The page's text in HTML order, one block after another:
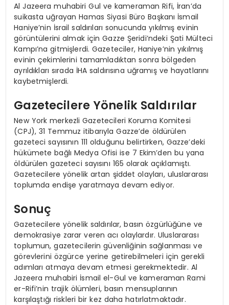
Al Jazeera muhabiri Gul ve kameraman Rifi, İran’da
suikasta uğrayan Hamas Siyasi Büro Başkanı İsmail
Haniye’nin İsrail saldırıları sonucunda yıkılmış evinin
görüntülerini almak için Gazze Şeridi’ndeki Şati Mülteci
Kampı’na gitmişlerdi. Gazeteciler, Haniye’nin yıkılmış
evinin çekimlerini tamamladıktan sonra bölgeden
ayrıldıkları sırada İHA saldırısına uğramış ve hayatlarını
kaybetmişlerdi.
Gazetecilere Yönelik Saldırılar
New York merkezli Gazetecileri Koruma Komitesi
(CPJ), 31 Temmuz itibarıyla Gazze’de öldürülen
gazeteci sayısının 111 olduğunu belirtirken, Gazze’deki
hükümete bağlı Medya Ofisi ise 7 Ekim’den bu yana
öldürülen gazeteci sayısını 165 olarak açıklamıştı.
Gazetecilere yönelik artan şiddet olayları, uluslararası
toplumda endişe yaratmaya devam ediyor.
Sonuç
Gazetecilere yönelik saldırılar, basın özgürlüğüne ve
demokrasiye zarar veren acı olaylardır. Uluslararası
toplumun, gazetecilerin güvenliğinin sağlanması ve
görevlerini özgürce yerine getirebilmeleri için gerekli
adımları atmaya devam etmesi gerekmektedir. Al
Jazeera muhabiri İsmail el-Gul ve kameraman Rami
er-Rifi’nin trajik ölümleri, basın mensuplarının
karşılaştığı riskleri bir kez daha hatırlatmaktadır.